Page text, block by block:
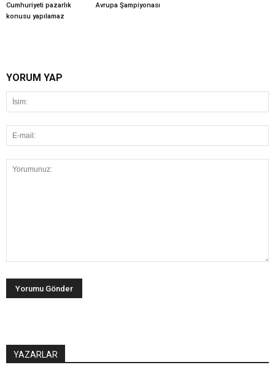
Cumhuriyeti pazarlık
konusu yapılamaz
Avrupa Şampiyonası
YORUM YAP
YAZARLAR